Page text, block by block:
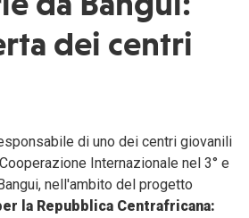
dei centri
di uno dei centri giovanili
Internazionale nel 3° e
nell'ambito del progetto
la Repubblica Centrafricana: